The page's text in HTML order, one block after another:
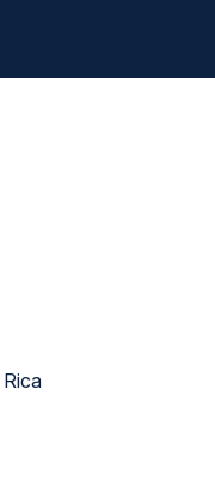
La terminal Costa Rica